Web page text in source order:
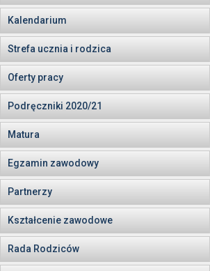
Kalendarium
Strefa ucznia i rodzica
Oferty pracy
Podręczniki 2020/21
Matura
Egzamin zawodowy
Partnerzy
Kształcenie zawodowe
Rada Rodziców